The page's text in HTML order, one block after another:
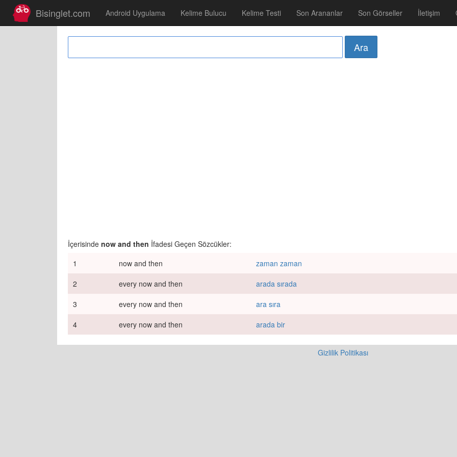
Bisinglet.com Android Uygulama Kelime Bulucu Kelime Testi Son Arananlar Son Görseller İletişim
İçerisinde now and then İfadesi Geçen Sözcükler:
1
now and then
zaman zaman
2
every now and then
arada sırada
3
every now and then
ara sıra
4
every now and then arada bir
Gizlilik Politikası